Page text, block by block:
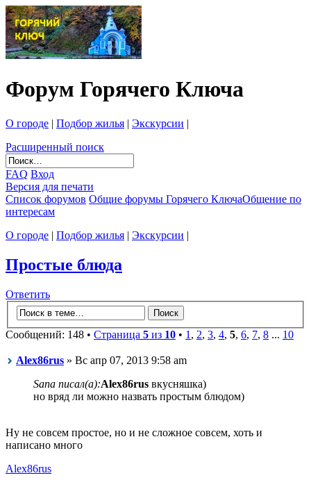
Форум Горячего Ключа
О городе | Подбор жилья | Экскурсии |
Расширенный поиск
FAQ Вход
Версия для печати
Список форумов Общие форумы Горячего КлючаОбщение по
интересам
О городе | Подбор жилья | Экскурсии |
Простые блюда
Ответить
Сообщений: 148 • Страница 5 из 10 • 1 , 2, 3, 4, 5, 6, 7, 8 ... 10
Alex86rus » Вс апр 07, 2013 9:58 am
Sana писал(а):Alex86rus вкусняшка)
но вряд ли можно назвать простым блюдом)
Ну не совсем простое, но и не сложное совсем, хоть и
написано много
Alex86rus